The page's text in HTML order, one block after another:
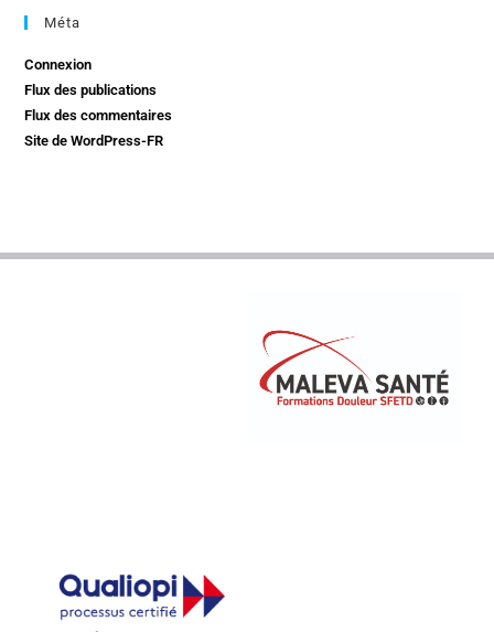
Méta
Connexion
Flux des publications
Flux des commentaires
Site de WordPress-FR